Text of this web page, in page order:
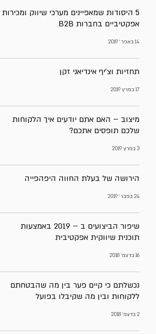
5 היסודות שמאפיינים מערכי שיווק ומכירות
אפקטיביים בחברות B2B
14 באפר׳ 2019
תחזיות וצ’יף אינדיאני זקן
17 במרץ 2019
מיצוב – האם אתם יודעים איך הלקוחות
שלכם תופסים אתכם?
3 במרץ 2019
הירושה של בעלת החווה היפהפייה
24 בפבר׳ 2019
שיפור הביצועים ב – 2019 באמצעות
תוכנית שיווקית אפקטיבית
16 בדצמ׳ 2018
נכשלתם כי קיים פער בין מה שהבטחתם
ללקוחות ובין מה שקיבלו בפועל
2 בדצמ׳ 2018